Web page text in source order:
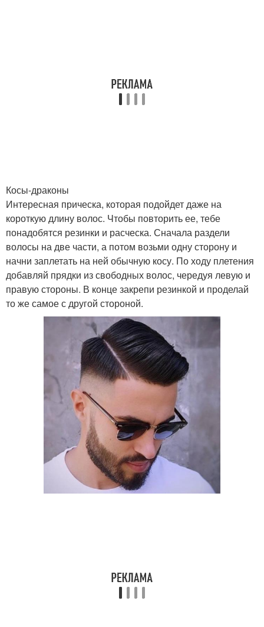
Косы-драконы
Интересная прическа, которая подойдет даже на
короткую длину волос. Чтобы повторить ее, тебе
понадобятся резинки и расческа. Сначала раздели
волосы на две части, а потом возьми одну сторону и
начни заплетать на ней обычную косу. По ходу плетения
добавляй прядки из свободных волос, чередуя левую и
правую стороны. В конце закрепи резинкой и проделай
то же самое с другой стороной.